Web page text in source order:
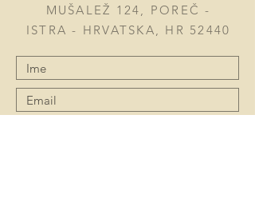
MUŠALEŽ 124, POREČ -
ISTRA - HRVATSKA, HR 52440